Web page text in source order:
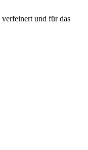
verfeinert und für das